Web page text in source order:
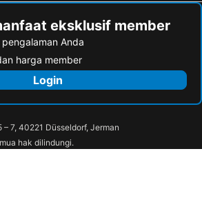
eksklusif member
Anda
harga member
Login
– 7, 40221 Düsseldorf, Jerman
hak dilindungi.